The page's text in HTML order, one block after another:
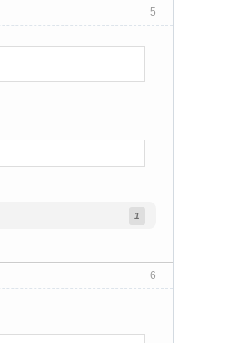
5
1
6